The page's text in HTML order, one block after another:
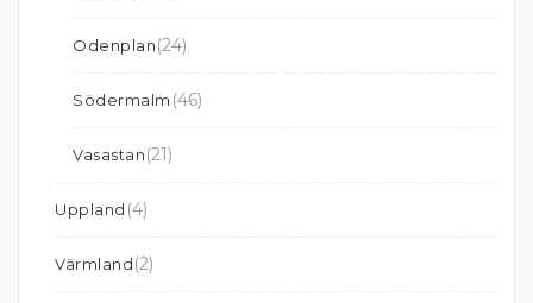
Odenplan(24)
Södermalm (46)
Vasastan(21)
Uppland (4)
Värmland(2)